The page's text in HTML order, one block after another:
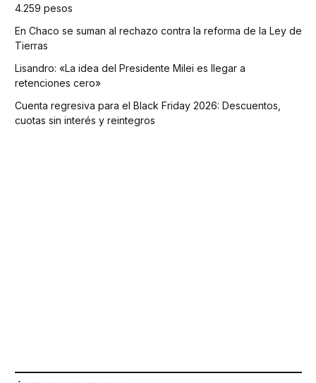
4.259 pesos
En Chaco se suman al rechazo contra la reforma de la Ley de
Tierras
Lisandro: «La idea del Presidente Milei es llegar a
retenciones cero»
Cuenta regresiva para el Black Friday 2026: Descuentos,
cuotas sin interés y reintegros